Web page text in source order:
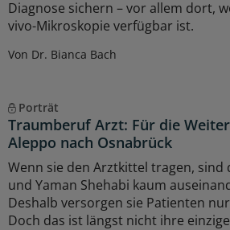
Diagnose sichern – vor allem dort,
vivo-Mikroskopie verfügbar ist.
Von Dr. Bianca Bach
Porträt
Traumberuf Arzt: Für die
Aleppo nach Osnabrück
Wenn sie den Arztkittel tragen, sind
und Yaman Shehabi kaum
Deshalb versorgen sie Patienten
Doch das ist längst nicht ihre